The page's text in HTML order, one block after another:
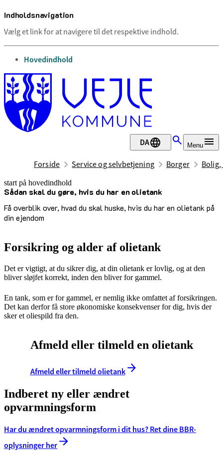
Indholdsnavigation
Vælg et link for at navigere til det respektive indhold.
gå til
Hovedindhold
DA Menu
Forside Service og selvbetjening Borger
start på hovedindhold
Sådan skal du gøre, hvis du har en olietank
Få overblik over, hvad du skal huske, hvis du har en olietank på
din ejendom
senest opdateret 23. april 2026
Forsikring og alder af olietank
Det er vigtigt, at du sikrer dig, at din olietank er lovlig, og at den
bliver sløjfet korrekt, inden den bliver for gammel.
En tank, som er for gammel, er nemlig ikke omfattet af forsikringen.
Det kan derfor få store økonomiske konsekvenser for dig, hvis der
sker et oliespild fra den.
Afmeld eller tilmeld en olietank
Afmeld eller tilmeld olietank
Indberet ny eller ændret
opvarmningsform
Har du ændret opvarmningsform i dit hus? Ret dine BBR-
oplysninger her